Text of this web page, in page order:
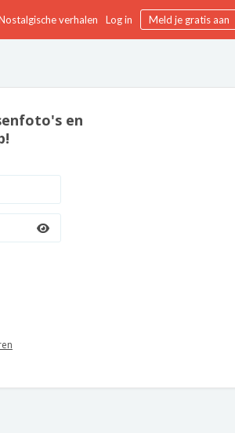
verhalen Log in Meld je gratis aan
en